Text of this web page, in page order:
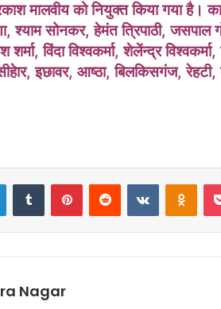
मालवीय को नियुक्त किया गया
श्याम सोनकर, हेमंत त्रिपाठी, जसपाल
विंदा विश्वकर्मा, शेलेंन्द्र
इछावर, आष्ठा, बिलकिसगंज,
Nagar